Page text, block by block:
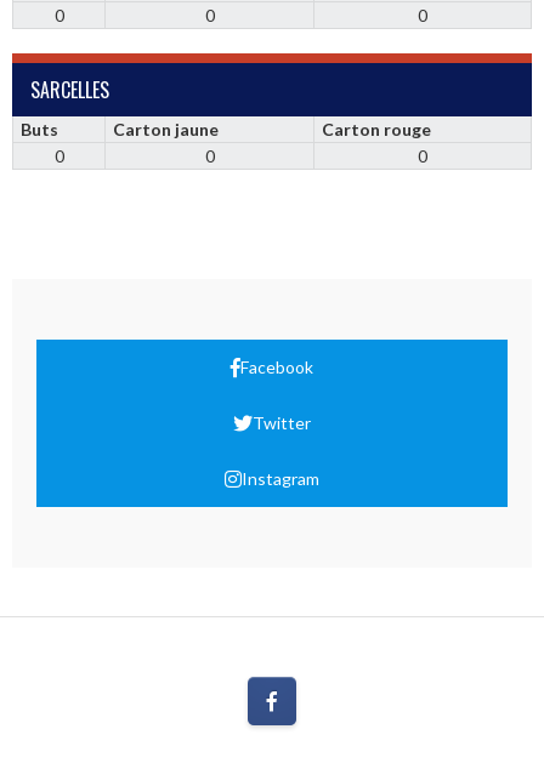
0
0 0
SARCELLES
Buts Carton jaune
Carton rouge
0
0 0
Facebook
Twitter
Instagram